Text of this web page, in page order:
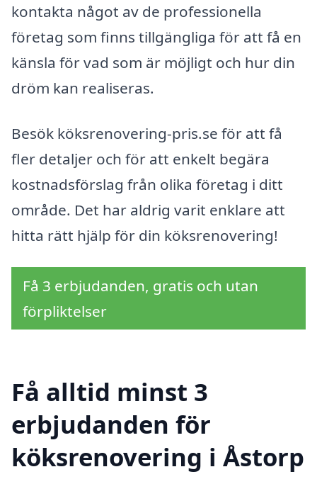
kontakta något av de professionella
företag som finns tillgängliga för att få en
känsla för vad som är möjligt och hur din
dröm kan realiseras.
Besök köksrenovering-pris.se för att få
fler detaljer och för att enkelt begära
kostnadsförslag från olika företag i ditt
område. Det har aldrig varit enklare att
hitta rätt hjälp för din köksrenovering!
Få 3 erbjudanden, gratis och utan
förpliktelser
Få alltid minst 3
erbjudanden för
köksrenovering i Åstorp